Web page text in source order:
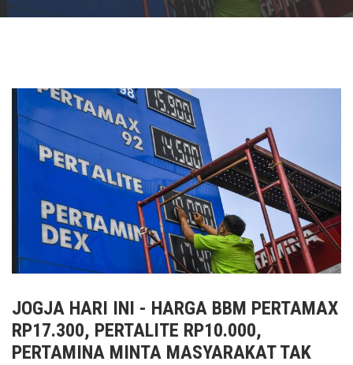
JOGJA HARI INI - HARGA BBM PERTAMAX
RP17.300, PERTALITE RP10.000,
PERTAMINA MINTA MASYARAKAT TAK